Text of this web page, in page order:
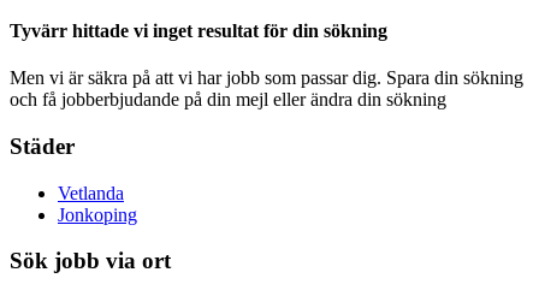
Tyvärr hittade vi inget resultat för din sökning
Men vi är säkra på att vi har jobb som passar dig. Spara din sökning
och få jobberbjudande på din mejl eller ändra din sökning
Städer
Vetlanda
Jonkoping
Sök jobb via ort